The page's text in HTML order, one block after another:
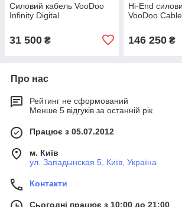
Силовий кабель VooDoo
Infinity Digital
31 500 ₴
Hi-End
VooDoo
146 250₴
Про нас
Рейтинг не сформований
Менше 5 відгуків за останній рік
Працює з 05.07.2012
м. Київ
ул. Западынская 5, Київ, Україна
Контакти
Сьогодні працює з 10:00 до 21:00